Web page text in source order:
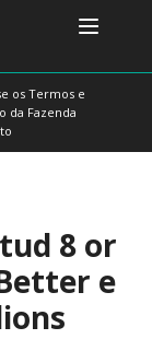
os Termos e
da Fazenda
8 or
e